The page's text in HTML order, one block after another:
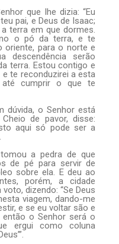
que lhe dizia: “Eu
pai, e Deus de Isaac;
terra em que dormes.
o pó da terra, e te
oriente, para o norte e
serão
terra. Estou contigo e
e te reconduzirei a esta
até cumprir o que te
dúvida, o Senhor está
de pavor, disse:
aqui só pode ser a
a pedra de que
de pé para servir de
sobre ela. E deu ao
porém, a cidade
dizendo: “Se Deus
viagem, dando-me
e se eu voltar são e
o Senhor será o
ergui como coluna